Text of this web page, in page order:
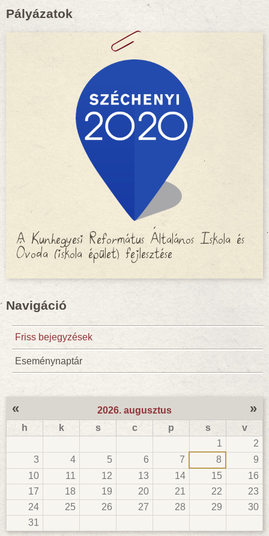
Pályázatok
A Kunhegyesi Református Általános Iskola és
Óvoda (iskola épület) fejlesztése
Navigáció
Friss bejegyzések
Eseménynaptár
2026. augusztus
« »
h k s c p s
v
1
2
3
4 5 6 7 8
9
10
11 12 13 14 15
16
17
18 19 20 21 22
23
24
25 26 27 28 29
30
31